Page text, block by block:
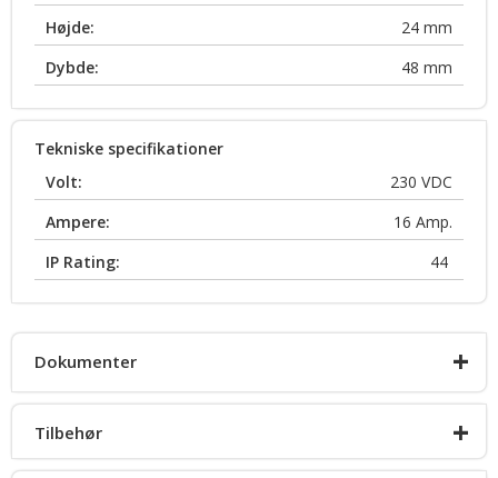
Dokumenter +
Tilbehør +
Højde:
24 mm
Dybde:
48 mm
Tekniske specifikationer
Volt:
230 VDC
Ampere:
16 Amp.
IP Rating:
44